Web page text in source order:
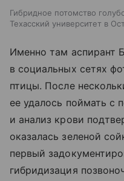
Гибридное потомство
Техасский университет в
Именно там аспирант
в социальных сетях
птицы. После
ее удалось поймать с
и анализ крови
оказалась зеленой
первый
гибридизация